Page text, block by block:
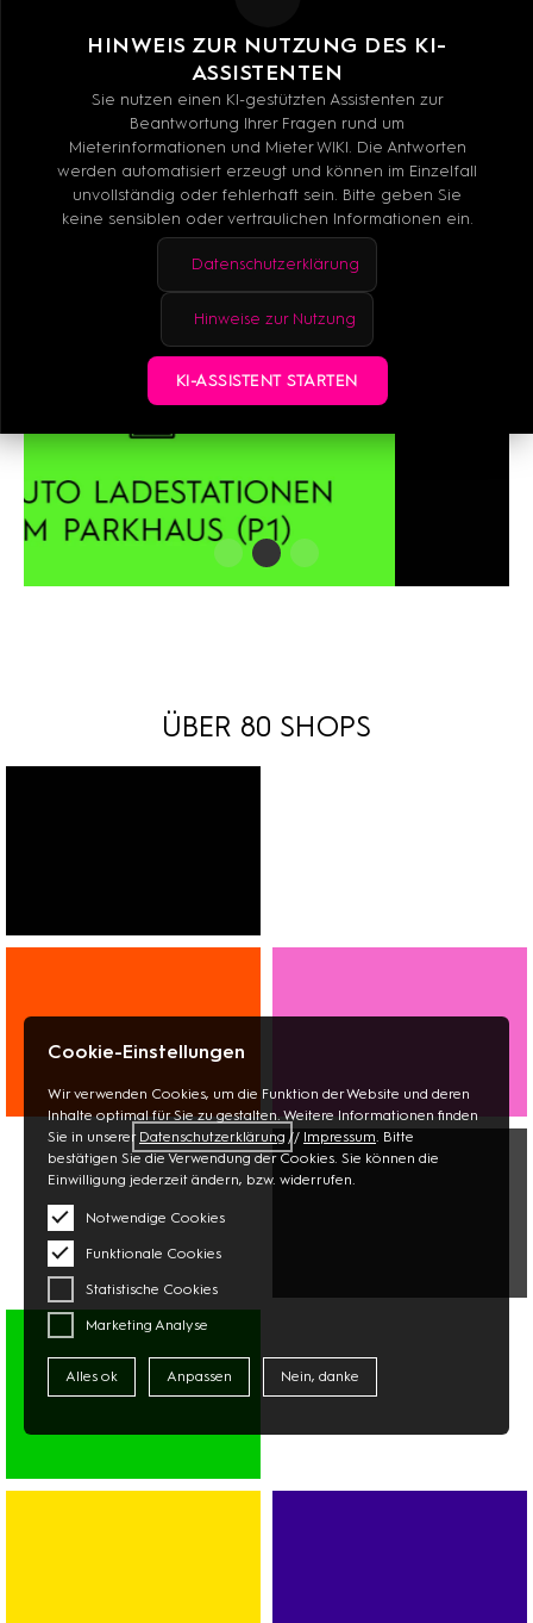
HINWEIS ZUR NUTZUNG DES KI-
ASSISTENTEN
Sie nutzen einen KI-gestützten Assistenten zur
Beantwortung Ihrer Fragen rund um
Mieterinformationen und Mieter WIKI. Die Antworten
werden automatisiert erzeugt und können im Einzelfall
unvollständig oder fehlerhaft sein. Bitte geben Sie
keine sensiblen oder vertraulichen Informationen ein.
Datenschutzerklärung
Hinweise zur Nutzung
KI-ASSISTENT STARTEN
Cookie-Einstellungen
Wir verwenden Cookies, um die Funktion der Website und deren
Inhalte optimal für Sie zu gestalten. Weitere Informationen finden
Sie in unserer Datenschutzerklärung // Impressum . Bitte
bestätigen Sie die Verwendung der Cookies. Sie können die
Einwilligung jederzeit ändern, bzw. widerrufen.
Notwendige Cookies
Funktionale Cookies
Statistische Cookies
Marketing Analyse
Alles ok Anpassen Nein, danke
ÜBER 80 SHOPS
FASHION
WOHNEN
BÜCHER
PAPETERIE
BLUMEN
BEAUTY
OPTIK
APOTHEKE
TECHNIK
SUPERMARKT